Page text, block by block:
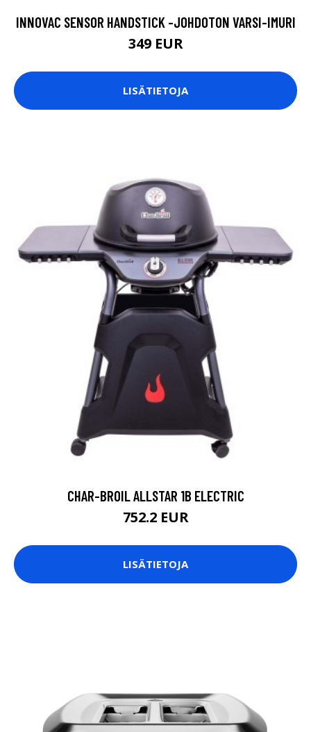
INNOVAC SENSOR HANDSTICK -JOHDOTON VARSI-IMURI
349 EUR
LISÄTIETOJA
CHAR-BROIL ALLSTAR 1B ELECTRIC
752.2 EUR
LISÄTIETOJA